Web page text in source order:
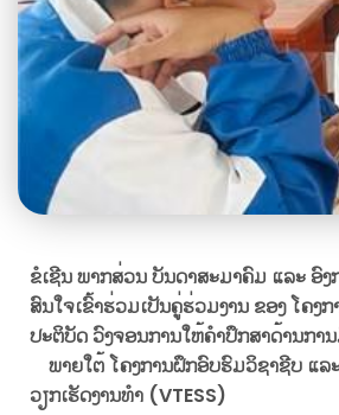
ຂໍເຊີນ ພາກສ່ວນ ບັນດາສະມາຄົມ ແລະ ອົ
ສົນໃຈເຂົ້າຮ່ວມເປັນຄູ່ຮ່ວມງານ ຂອງ ໂຄງກ
ປະຕິບັດ ວົງຈອນການໃຫ້ຄໍາປຶກສາດ້ານກາ
ພາຍໃຕ້ ໂຄງການຝຶກອົບຮົມວິຊາຊີບ ແ
ວຽກເຮັດງານທໍາ (VTESS)